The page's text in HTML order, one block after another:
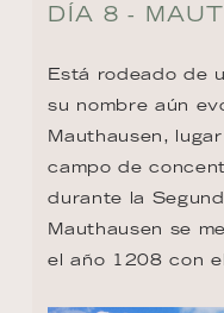
DÍA 8 -
Está rodeado de
su nombre aún
Mauthausen,
campo de
durante la
Mauthausen se
el año 1208 con